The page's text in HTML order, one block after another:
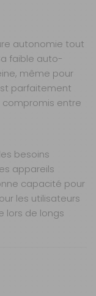
autonomie tout
faible auto-
même pour
parfaitement
entre
besoins
appareils
capacité pour
les utilisateurs
lors de longs